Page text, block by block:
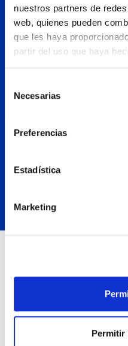
nuestros partners de
web, quienes pueden
que les haya
partir del uso que haya
Necesarias
Preferencias
Estadística
Marketing
Permitir